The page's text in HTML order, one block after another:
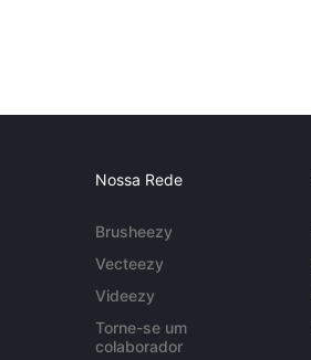
Nossa Rede
Brusheezy
Vecteezy
Videezy
Torne-se um
colaborador